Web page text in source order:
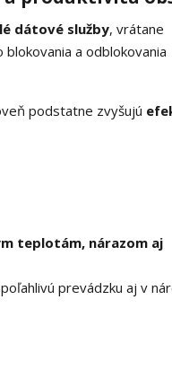
dátové služby, vrátane
a odblokovania
podstatne zvyšujú
teplotám, nárazom aj
prevádzku aj v